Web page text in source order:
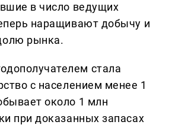
в число ведущих
наращивают добычу и
рынка.
стала
с населением менее 1
около 1 млн
при доказанных запасах